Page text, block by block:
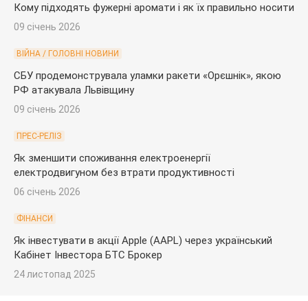
Кому підходять фужерні аромати і як їх правильно носити
09 січень 2026
ВІЙНА / ГОЛОВНІ НОВИНИ
СБУ продемонструвала уламки ракети «Орєшнік», якою
РФ атакувала Львівщину
09 січень 2026
ПРЕС-РЕЛІЗ
Як зменшити споживання електроенергії
електродвигуном без втрати продуктивності
06 січень 2026
ФІНАНСИ
Як інвестувати в акції Apple (AAPL) через український
Кабінет Інвестора БТС Брокер
24 листопад 2025